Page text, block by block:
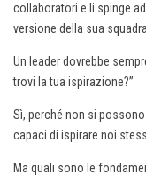
collaboratori e li spinge
versione della sua squadra.
Un leader dovrebbe
trovi la tua ispirazione?”
Sì, perché non si
capaci di ispirare noi
Ma quali sono le